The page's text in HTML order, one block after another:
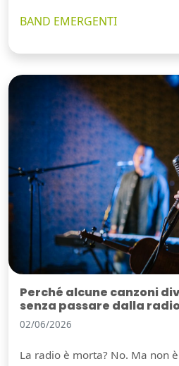
BAND EMERGENTI
Perché alcune canzoni
senza passare dalla
02/06/2026
La radio è morta? No. Ma non